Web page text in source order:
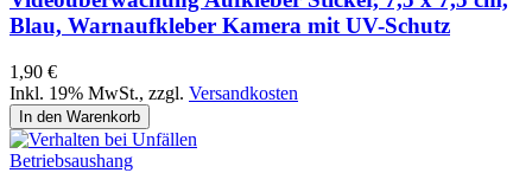
Blau, Warnaufkleber Kamera mit UV-Schutz
1,90 €
Inkl. 19% MwSt., zzgl. Versandkosten
In den Warenkorb